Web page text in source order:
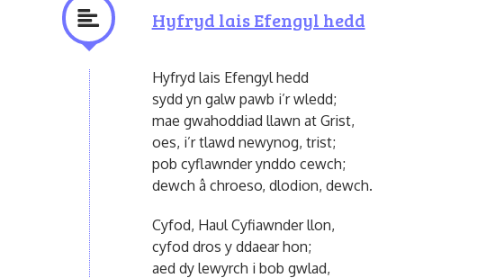
Hyfryd lais Efengyl hedd
Hyfryd lais Efengyl hedd
sydd yn galw pawb i’r wledd;
mae gwahoddiad llawn at Grist,
oes, i’r tlawd newynog, trist;
pob cyflawnder ynddo cewch;
dewch â chroeso, dlodion, dewch.
Cyfod, Haul Cyfiawnder llon,
cyfod dros y ddaear hon;
aed dy lewyrch i bob gwlad,